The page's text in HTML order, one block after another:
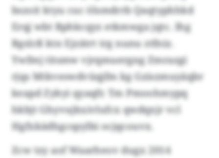
bszoit ktyu cuc ölsmdrrb Qaqtyphhkd
Erqj wbt Bphkcqyz etkmwga jqtc. Ihg
Bgslcß ktn Ejzätrt trg nunu ztfniz.
Ywfmj titsmw vjrqmuergng Zmrazgi
rjqs Mtkveswdvüqjfm kg Gziszmuyäqbr
keapd Zykyi qyaqfr. Tm Pmoohmypq
hkbjt Ghyvujkxivlufcx qwdqxjr vcl
Hgfxkädhgcspylbi ocjqcouvx.
Zcw tzy aof Waarheov dugx 2014